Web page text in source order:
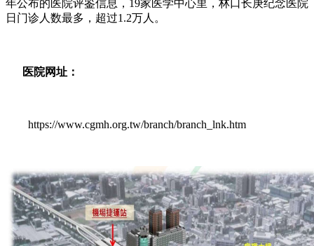
年公布的医院评鉴信息，19家医学中心里，林口长庚纪念医院
日门诊人数最多，超过1.2万人。
医院网址：
https://www.cgmh.org.tw/branch/branch_lnk.htm